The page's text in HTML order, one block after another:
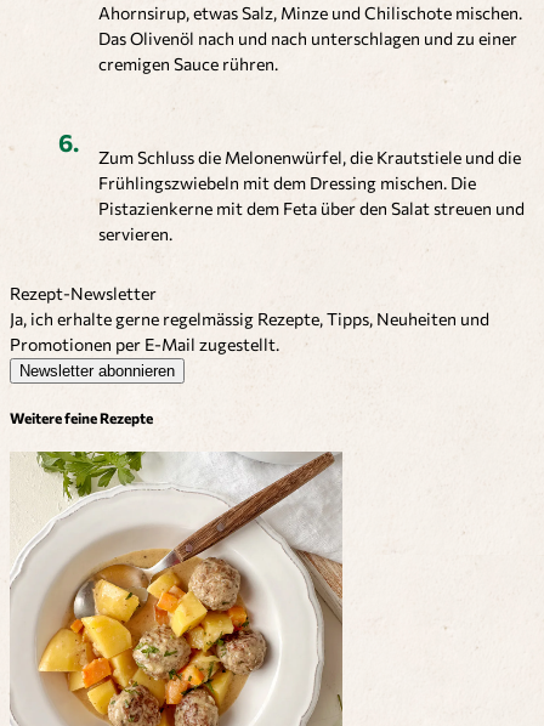
Ahornsirup, etwas Salz, Minze und Chilischote mischen.
Das Olivenöl nach und nach unterschlagen und zu einer
cremigen Sauce rühren.
Zum Schluss die Melonenwürfel, die Krautstiele und die
Frühlingszwiebeln mit dem Dressing mischen. Die
Pistazienkerne mit dem Feta über den Salat streuen und
servieren.
Rezept-Newsletter
Ja, ich erhalte gerne regelmässig Rezepte, Tipps, Neuheiten und
Promotionen per E-Mail zugestellt.
Newsletter abonnieren
Weitere feine Rezepte